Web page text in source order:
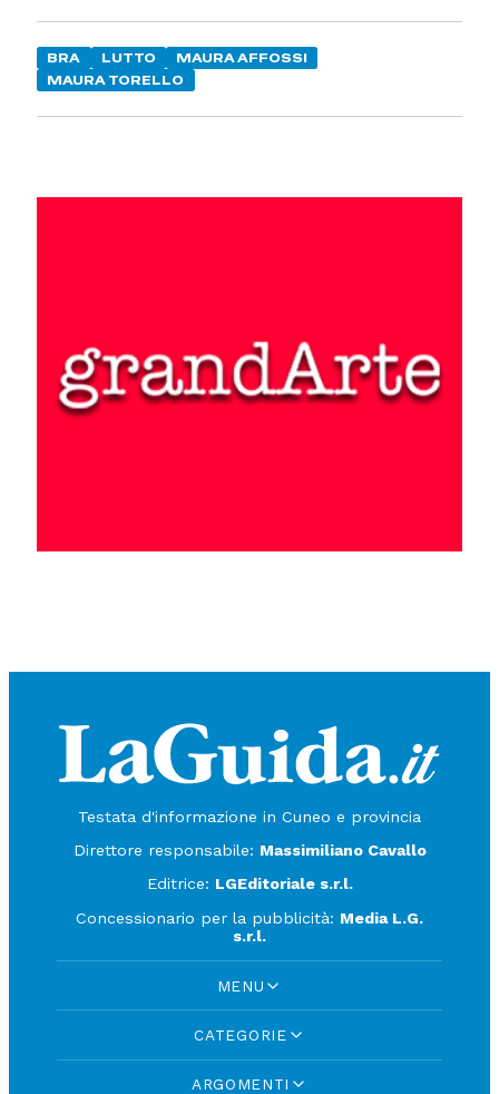
BRA LUTTO
MAURA AFFOSSI
MAURA TORELLO
Testata d'informazione in Cuneo e provincia
Direttore responsabile: Massimiliano Cavallo
Editrice: LGEditoriale s.r.l.
Concessionario per la pubblicità: Media L.G.
s.r.l.
MENU
CATEGORIE
ARGOMENTI